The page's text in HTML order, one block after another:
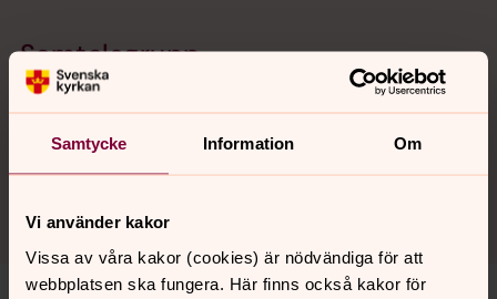
Samtycke Information Om
Vi använder kakor
Vissa av våra kakor (cookies) är nödvändiga för att
webbplatsen ska fungera. Här finns också kakor för
Samtalsgrupp
Tre gånger per år samlas vi till en retreatdag. Vi ber
tideböner tillsammans, mediterar över en bibeltext och